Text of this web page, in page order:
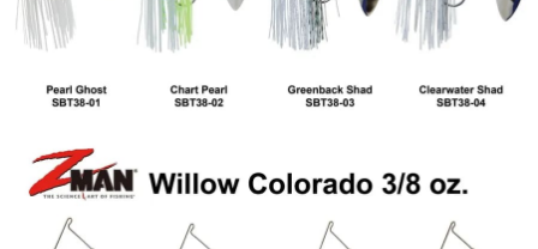
https://aftee.tw/terms/#terms3
３．未成年的使用者請事先徵得法定代理人或監護人之同意方可使用
「AFTEE先享後付」，若未經同意申辦者引起之損失，本公司不負相關責
４．使用「AFTEE先享後付」時，將依據個別帳號之用戶狀況，依本公司即
５．嚴禁一人註冊多個帳號或使用他人資訊註冊。若發現惡意使用之情形，
恩沛科技股份有限公司將有權停止該用戶之使用額度並採取法律行動。
離島一般宅配
每筆NT$200，滿NT$2,000(含以上)免運費
貨到付款（門市自取請勿下單，請聯繫客服）
國家/地區配送(**下單前請私訊客服確認實際運費(運費另
計)，訂單才得以成立**)